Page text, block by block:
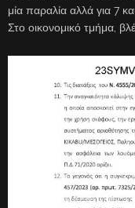
μία παραλία αλλά για 7
Στο οικονομικό τμήμα,